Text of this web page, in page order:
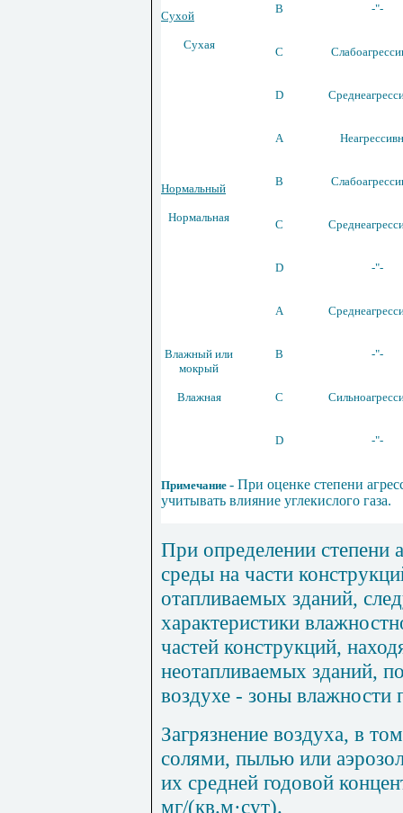
Сухой
Сухая
В -"-
С
D
Нормальный
Нормальная
А
В
С
D -"-
Влажный или
мокрый
Влажная
А
В -"-
С
D -"-
Примечание - При оценке степени
учитывать влияние углекислого газа.
При определении степени
среды на части
отапливаемых зданий,
характеристики
частей конструкций,
неотапливаемых зданий,
воздухе - зоны влажности
Загрязнение воздуха, в
солями, пылью или
их средней годовой
мг/(кв.м·сут).